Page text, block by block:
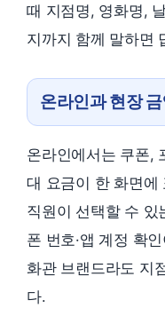
때 지점명, 영화명,
지까지 함께 말하면
온라인과 현장
온라인에서는 쿠폰,
대 요금이 한 화면에
직원이 선택할 수 있
폰 번호·앱 계정 확
화관 브랜드라도 지
다.